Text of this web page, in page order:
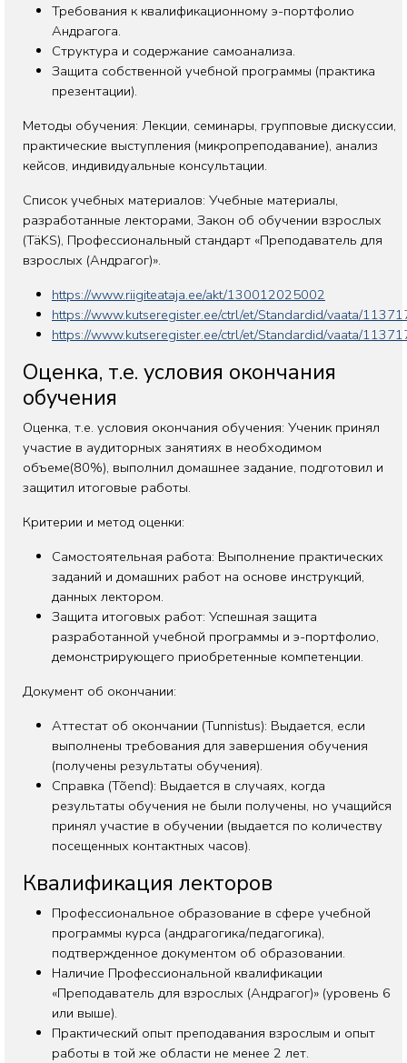
Требования к квалификационному э-портфолио
Андрагога.
Структура и содержание самоанализа.
Защита собственной учебной программы (практика
презентации).
Методы обучения: Лекции, семинары, групповые дискуссии,
практические выступления (микропреподавание), анализ
кейсов, индивидуальные консультации.
Список учебных материалов: Учебные материалы,
разработанные лекторами, Закон об обучении взрослых
(TäKS), Профессиональный стандарт «Преподаватель для
взрослых (Андрагог)».
https://www.riigiteataja.ee/akt/130012025002
https://www.kutseregister.ee/ctrl/et/Standardid/vaata/
https://www.kutseregister.ee/ctrl/et/Standardid/vaata/
Оценка, т.е. условия окончания
обучения
Оценка, т.е. условия окончания обучения: Ученик принял
участие в аудиторных занятиях в необходимом
объеме(80%), выполнил домашнее задание, подготовил и
защитил итоговые работы.
Критерии и метод оценки:
Самостоятельная работа: Выполнение практических
заданий и домашних работ на основе инструкций,
данных лектором.
Защита итоговых работ: Успешная защита
разработанной учебной программы и э-портфолио,
демонстрирующего приобретенные компетенции.
Документ об окончании:
Аттестат об окончании (Tunnistus): Выдается, если
выполнены требования для завершения обучения
(получены результаты обучения).
Справка (Tõend): Выдается в случаях, когда
результаты обучения не были получены, но учащийся
принял участие в обучении (выдается по количеству
посещенных контактных часов).
Квалификация лекторов
Профессиональное образование в сфере учебной
программы курса (андрагогика/педагогика),
подтвержденное документом об образовании.
Наличие Профессиональной квалификации
«Преподаватель для взрослых (Андрагог)» (уровень 6
или выше).
Практический опыт преподавания взрослым и опыт
работы в той же области не менее 2 лет.